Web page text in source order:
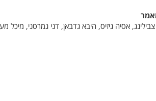
אסיה גיזיס, היבא גדבאן, דני גמרסני, מיכל